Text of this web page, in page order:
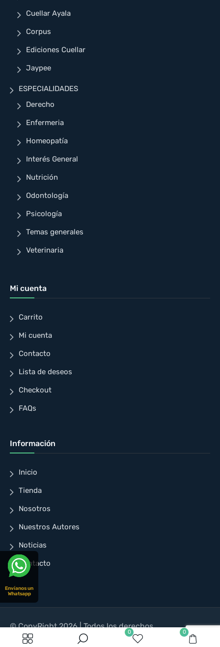
0 0
Cuellar Ayala
Corpus
Ediciones Cuellar
Jaypee
ESPECIALIDADES
Derecho
Enfermeria
Homeopatía
Interés General
Nutrición
Odontología
Psicología
Temas generales
Veterinaria
Mi cuenta
Carrito
Mi cuenta
Contacto
Lista de deseos
Checkout
FAQs
Información
Inicio
Tienda
Nosotros
Nuestros Autores
Noticias
Contacto
© CopyRight 2026 | Todos los derechos
reservados | Diseñado para Cuellar Ayala
Envíanos un
Whatsapp